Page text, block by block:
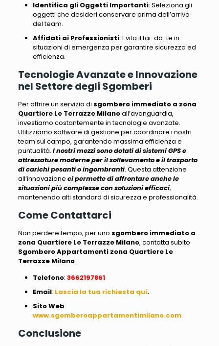
Identifica gli Oggetti Importanti: Seleziona gli
oggetti che desideri conservare prima dell’arrivo
del team.
Affidati ai Professionisti: Evita il fai-da-te in
situazioni di emergenza per garantire sicurezza ed
efficienza.
Tecnologie Avanzate e Innovazione
nel Settore degli Sgomberi
Per offrire un servizio di sgombero immediato a zona
Quartiere Le Terrazze Milanoall’avanguardia,
investiamo costantemente in tecnologie avanzate.
Utilizziamo software di gestione per coordinare i nostri
team sul campo, garantendo massima efficienza e
puntualità. I nostri mezzi sono dotati di sistemi GPS e
attrezzature moderneper il sollevamento e il trasporto
di carichi pesanti o ingombranti. Questa attenzione
all’innovazione ci permette di affrontare anche le
situazioni più complesse con soluzioni efficaci,
mantenendo alti standard di sicurezza e professionalità.
Come Contattarci
Non perdere tempo, per uno sgombero immediato a
zona Quartiere Le Terrazze Milano, contatta subito
Sgombero Appartamenti zona Quartiere Le
Terrazze Milano:
Telefono: 3662197861
Email: Lascia la tua richiesta qui.
SitoWeb:
www.sgomberoappartamentimilano.com
Conclusione